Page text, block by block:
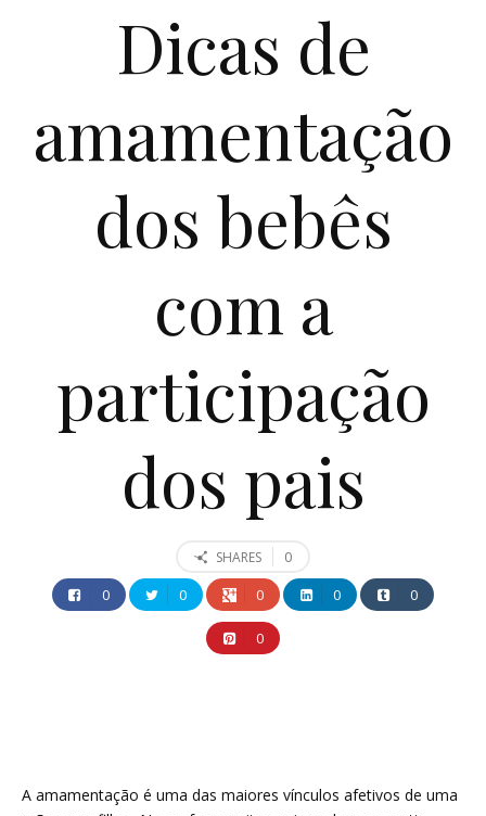
Dicas de
amamentação
dos bebês
com a
participação
dos pais
SHARES
0
0
0 0 0 0
0
A amamentação é uma das maiores vínculos afetivos de uma